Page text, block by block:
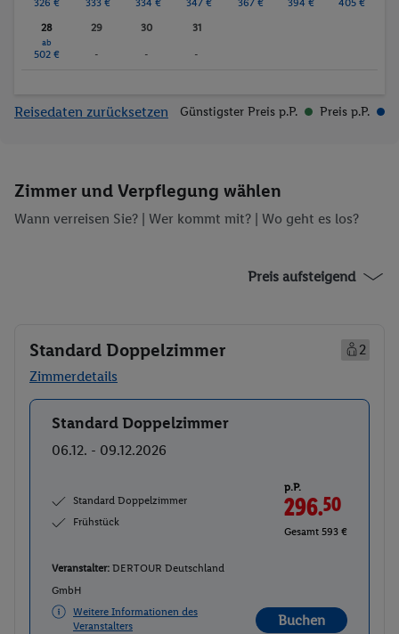
326 € 333 € 334 € 347 € 367 € 394 €
405 €
28
ab
502 €
29
-
30
-
31
-
Reisedaten zurücksetzen Günstigster Preis p.P. Preis p.P.
Zimmer und Verpflegung wählen
Wann verreisen Sie? | Wer kommt mit? | Wo geht es los?
Preis aufsteigend
Standard Doppelzimmer
2
Zimmerdetails
Buchen
Standard Doppelzimmer
06.12. - 09.12.2026
Standard Doppelzimmer
Frühstück
p.P.
296.50
Gesamt 593 €
Veranstalter: DERTOUR Deutschland
GmbH
Weitere Informationen des
Veranstalters
Buchen